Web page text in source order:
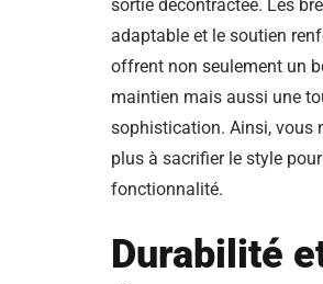
sortie décontractée. Les
adaptable et le soutien
offrent non seulement un
maintien mais aussi une
sophistication. Ainsi, vous
plus à sacrifier le style
fonctionnalité.
Durabilité